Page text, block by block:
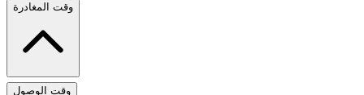
وقت المغادرة
وقت الوصول